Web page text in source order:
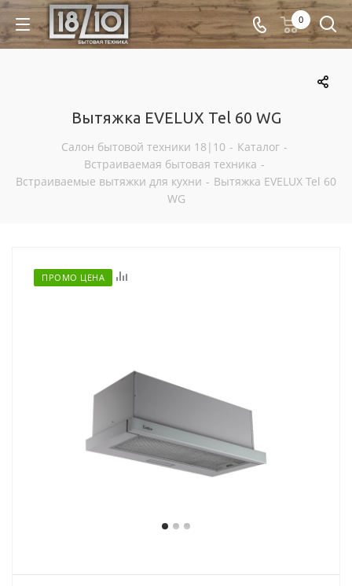
0
Вытяжка EVELUX Tel 60 WG
Салон бытовой техники 18|10 - Каталог -
Встраиваемая бытовая техника -
Встраиваемые вытяжки для кухни - Вытяжка EVELUX Tel 60
WG
ПРОМО ЦЕНА
Отложить